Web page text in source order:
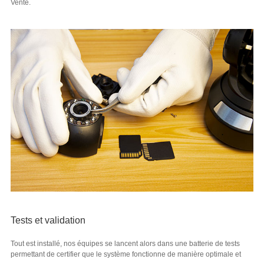
Vente.
Tests et validation
Tout est installé, nos équipes se lancent alors dans une batterie de tests
permettant de certifier que le système fonctionne de manière optimale et